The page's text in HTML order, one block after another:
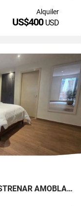
Alquiler
US$400 USD
EN ALQUILER SUITE A ESTRENAR AMOBLADA 30M2 ENTRE RÍOS (JKCAL)